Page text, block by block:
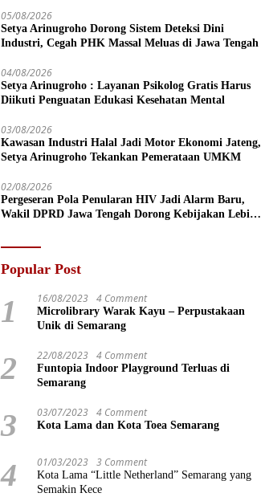
05/08/2026
Setya Arinugroho Dorong Sistem Deteksi Dini
Industri, Cegah PHK Massal Meluas di Jawa Tengah
04/08/2026
Setya Arinugroho : Layanan Psikolog Gratis Harus
Diikuti Penguatan Edukasi Kesehatan Mental
03/08/2026
Kawasan Industri Halal Jadi Motor Ekonomi Jateng,
Setya Arinugroho Tekankan Pemerataan UMKM
02/08/2026
Pergeseran Pola Penularan HIV Jadi Alarm Baru,
Wakil DPRD Jawa Tengah Dorong Kebijakan Lebih
Popular Post
1 16/08/2023 4 Comment
Microlibrary Warak Kayu – Perpustakaan
Unik di Semarang
2 22/08/2023 4 Comment
Funtopia Indoor Playground Terluas di
Semarang
3 03/07/2023 4 Comment
Kota Lama dan Kota Toea Semarang
4 01/03/2023 3 Comment
Kota Lama “Little Netherland” Semarang yang
Semakin Kece